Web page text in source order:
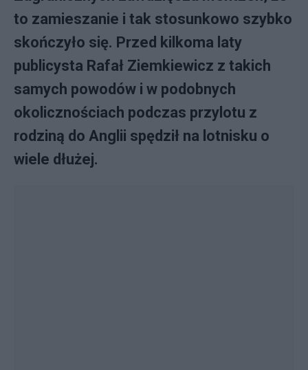
to zamieszanie i tak stosunkowo szybko
skończyło się. Przed kilkoma laty
publicysta Rafał Ziemkiewicz z takich
samych powodów i w podobnych
okolicznościach podczas przylotu z
rodziną do Anglii spędził na lotnisku o
wiele dłużej.